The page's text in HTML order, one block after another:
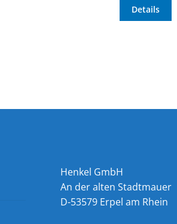
Details
Henkel GmbH
An der alten Stadtmauer
D-53579 Erpel am Rhein